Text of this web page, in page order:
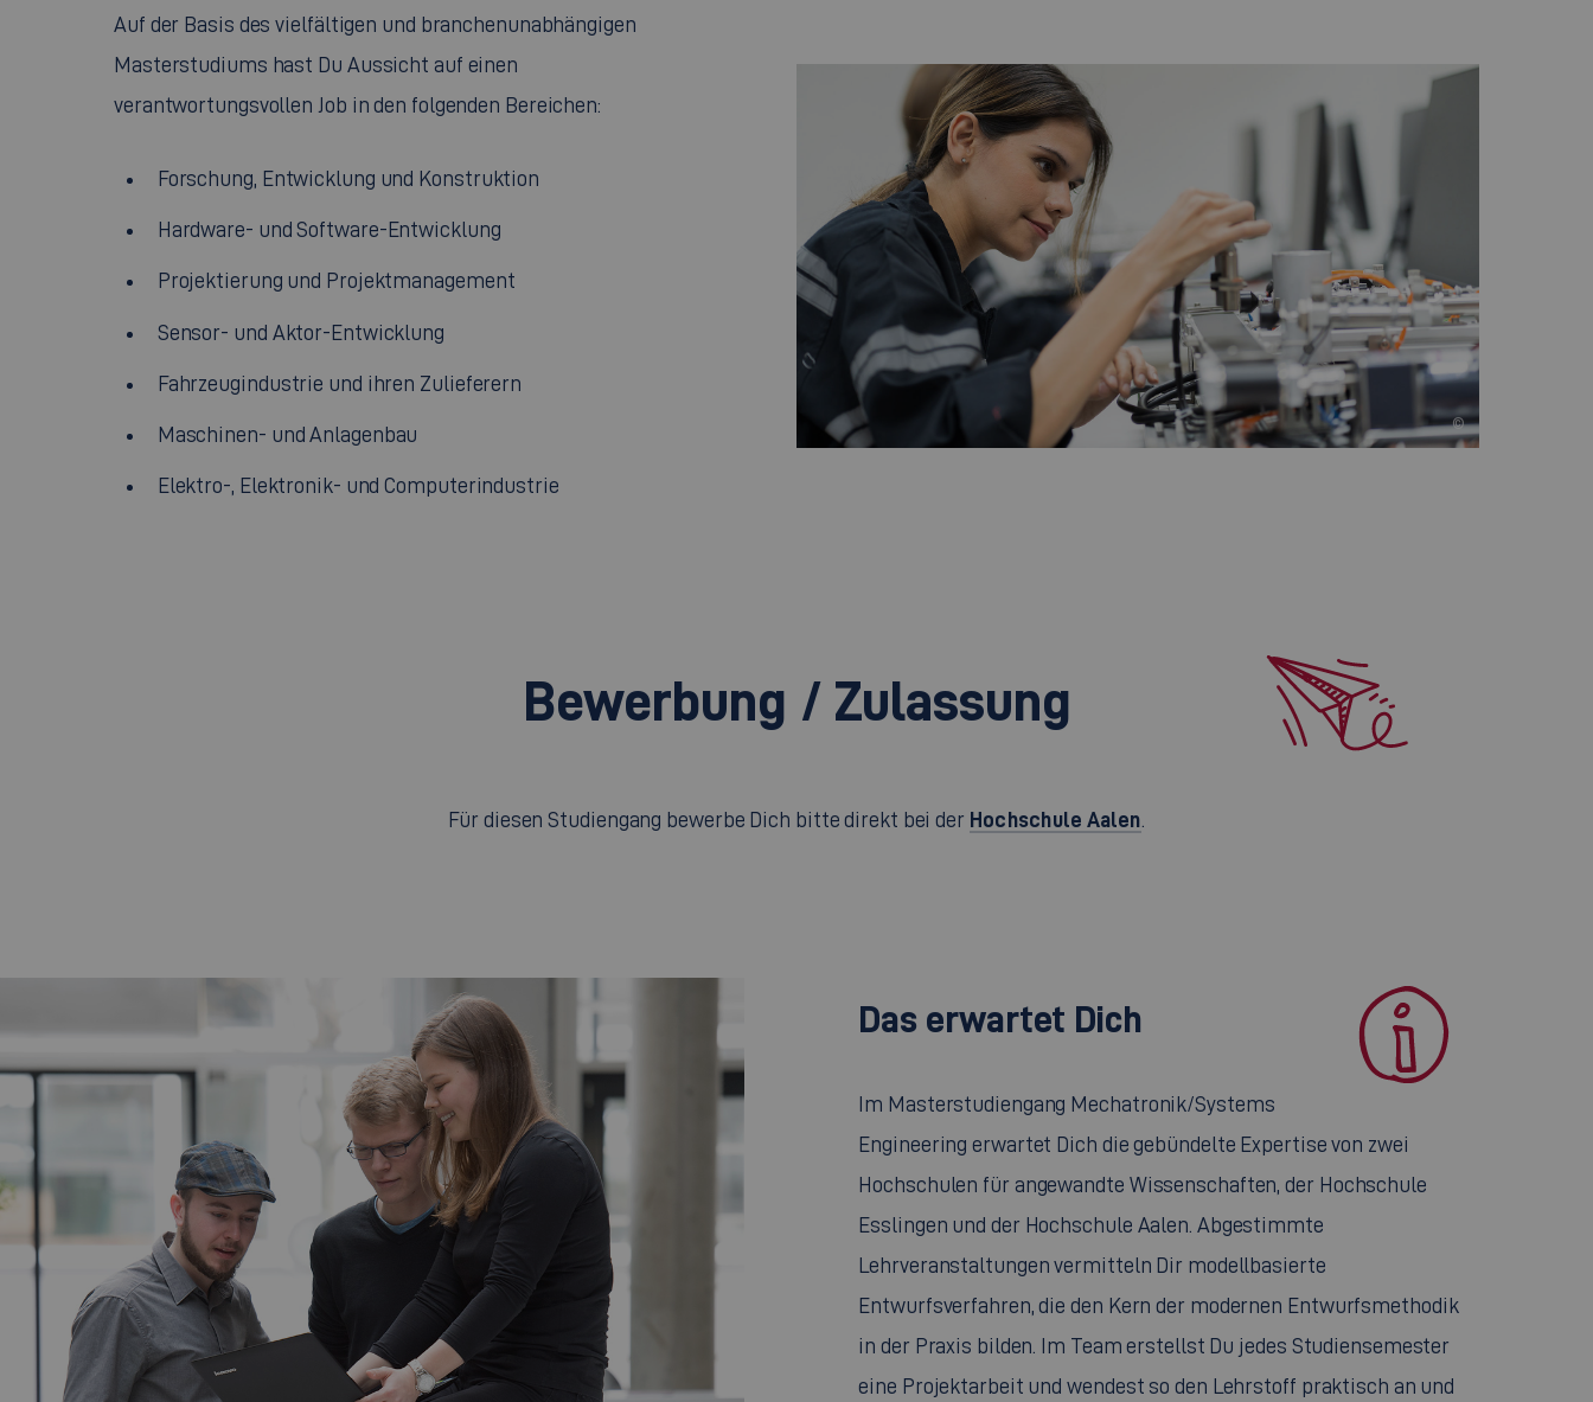
Auf der Basis des vielfältigen und branchenunabhängigen
Masterstudiums hast Du Aussicht auf einen
verantwortungsvollen Job in den folgenden Bereichen:
Forschung, Entwicklung und Konstruktion
Hardware- und Software-Entwicklung
Projektierung und Projektmanagement
Sensor- und Aktor-Entwicklung
Fahrzeugindustrie und ihren Zulieferern
Maschinen- und Anlagenbau
Elektro-, Elektronik- und Computerindustrie
©
Bewerbung / Zulassung
Für diesen Studiengang bewerbe Dich bitte direkt bei der Hochschule Aalen
Das erwartet Dich
Im Masterstudiengang Mechatronik/Systems
Engineering erwartet Dich die gebündelte Expertise von zwei
Hochschulen für angewandte Wissenschaften, der Hochschule
Esslingen und der Hochschule Aalen. Abgestimmte
Lehrveranstaltungen vermitteln Dir modellbasierte
Entwurfsverfahren, die den Kern der modernen Entwurfsmethodik
in der Praxis bilden. Im Team erstellst Du jedes Studiensemester
eine Projektarbeit und wendest so den Lehrstoff praktisch an und